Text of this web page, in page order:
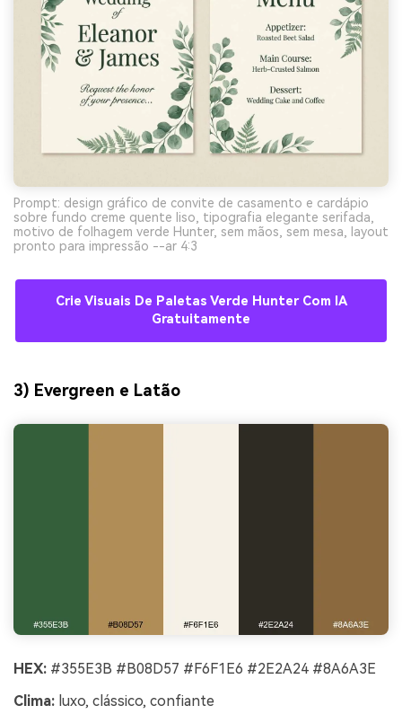
Prompt: design gráfico de convite de casamento e cardápio
sobre fundo creme quente liso, tipografia elegante serifada,
motivo de folhagem verde Hunter, sem mãos, sem mesa, layout
pronto para impressão --ar 4:3
Crie Visuais De Paletas Verde Hunter Com IA
Gratuitamente
3) Evergreen e Latão
HEX: #355E3B #B08D57 #F6F1E6 #2E2A24 #8A6A3E
Clima: luxo, clássico, confiante